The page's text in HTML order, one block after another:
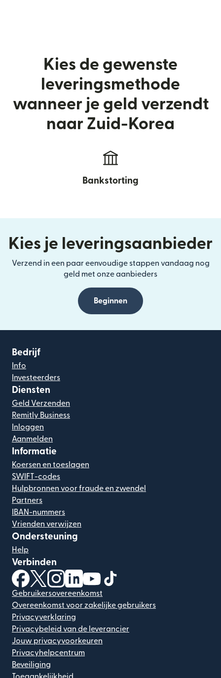
Kies de gewenste
leveringsmethode
wanneer je geld verzendt
naar Zuid-Korea
Bankstorting
Kies je leveringsaanbieder
Verzend in een paar eenvoudige stappen vandaag nog
geld met onze aanbieders
Beginnen
Bedrijf
Info
Investeerders
Diensten
Geld Verzenden
Remitly Business
Inloggen
Aanmelden
Informatie
Koersen en toeslagen
SWIFT-codes
Hulpbronnen voor fraude en zwendel
Partners
IBAN-nummers
Vrienden verwijzen
Ondersteuning
Help
Verbinden
(wordt geopend in een nieuw venster)
(wordt geopend in een nieuw venster)
(wordt geopend in een nieuw venster)
(wordt geopend in een nieuw venster)
(wordt geopend in een nieuw
Gebruikersovereenkomst
Overeenkomst voor zakelijke gebruikers
Privacyverklaring
Privacybeleid van de leverancier
Jouw privacyvoorkeuren
Privacyhelpcentrum
Beveiliging